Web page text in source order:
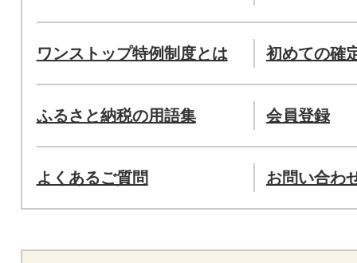
ワンストップ特例制度とは 初めての確
ふるさと納税の用語集 会員登録
よくあるご質問 お問い合わ